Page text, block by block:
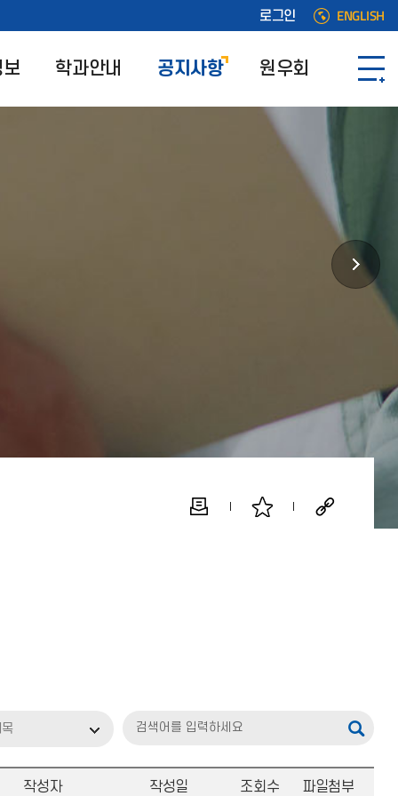
로그인 ENGLISH
학과안내 공지사항 원우회
목
작성자 작성일 조회수 파일첨부